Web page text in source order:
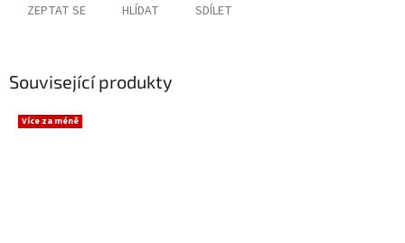
ZEPTAT SE HLÍDAT SDÍLET
Související produkty
Více za méně